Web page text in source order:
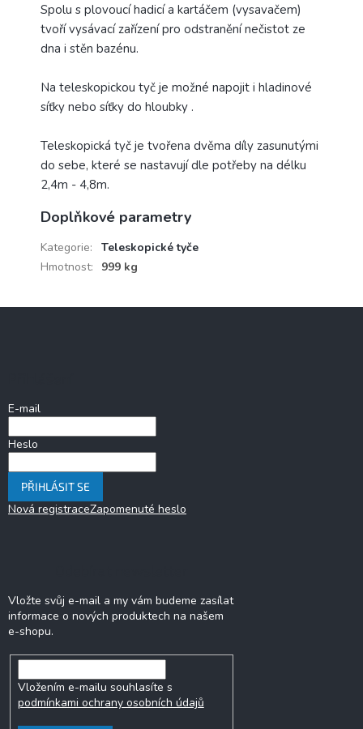
Spolu s plovoucí hadicí a kartáčem (vysavačem)
tvoří vysávací zařízení pro odstranění nečistot ze
dna i stěn bazénu.
Na teleskopickou tyč je možné napojit i hladinové
síťky nebo síťky do hloubky .
Teleskopická tyč je tvořena dvěma díly zasunutými
do sebe, které se nastavují dle potřeby na délku
2,4m - 4,8m.
Doplňkové parametry
Kategorie:
Teleskopické tyče
Hmotnost: 999 kg
E-mail
Heslo
PŘIHLÁSIT SE
Nová registraceZapomenuté heslo
Vložte svůj e-mail a my vám budeme zasílat
informace o nových produktech na našem
e-shopu.
Vložením e-mailu souhlasíte s
podmínkami ochrany osobních údajů